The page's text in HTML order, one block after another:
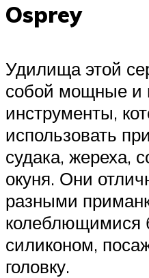
Osprey
Удилища этой
собой мощные и
инструменты,
использовать
судака, жереха,
окуня. Они
разными
колеблющимися
силиконом,
головку.